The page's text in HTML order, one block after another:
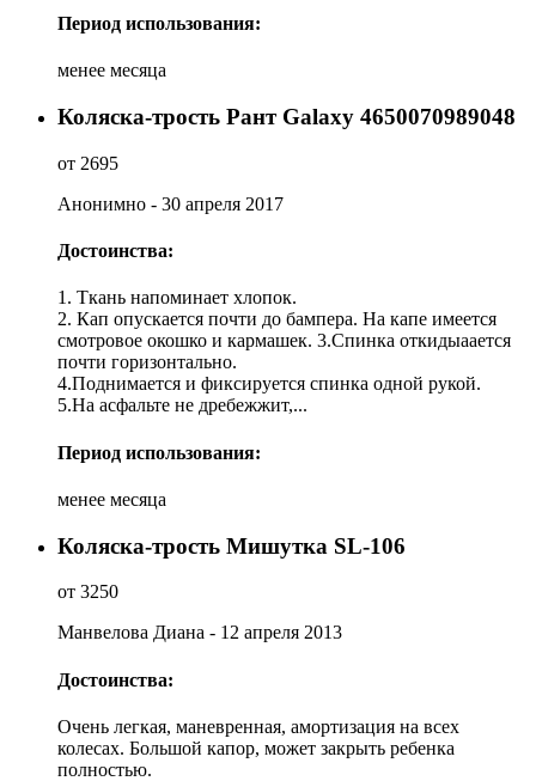
Период использования:
менее месяца
Коляска-трость Рант Galaxy 4650070989048
от 2695
Анонимно - 30 апреля 2017
Достоинства:
1. Ткань напоминает хлопок.
2. Кап опускается почти до бампера. На капе имеется
смотровое окошко и кармашек. 3.Спинка откидыаается
почти горизонтально.
4.Поднимается и фиксируется спинка одной рукой.
5.На асфальте не дребежжит,...
Период использования:
менее месяца
Коляска-трость Мишутка SL-106
от 3250
Манвелова Диана - 12 апреля 2013
Достоинства:
Очень легкая, маневренная, амортизация на всех
колесах. Большой капор, может закрыть ребенка
полностью.